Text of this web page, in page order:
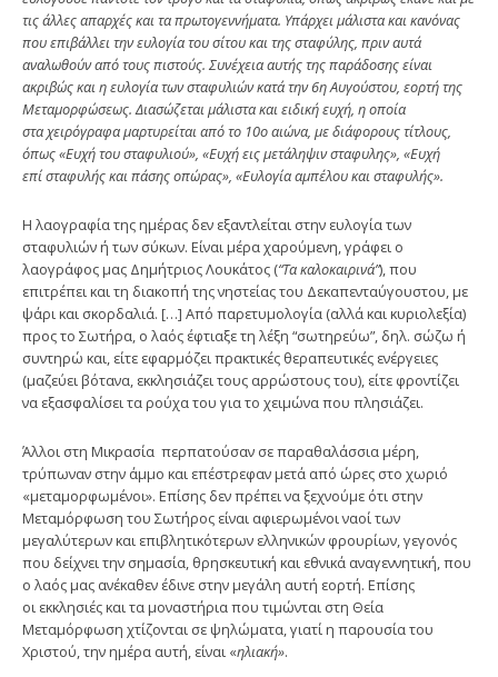
τις άλλες απαρχές και τα πρωτογεννήματα. Υπάρχει μάλιστα και κανόνας
που επιβάλλει την ευλογία του σίτου και της σταφύλης, πριν αυτά
αναλωθούν από τους πιστούς. Συνέχεια αυτής της παράδοσης είναι
ακριβώς και η ευλογία των σταφυλιών κατά την 6η Αυγούστου, εορτή της
Μεταμορφώσεως. Διασώζεται μάλιστα και ειδική ευχή, η οποία
στα χειρόγραφα μαρτυρείται από το 10ο αιώνα, με διάφορους τίτλους,
όπως «Ευχή του σταφυλιού», «Ευχή εις μετάληψιν σταφυλης», «Ευχή
επί σταφυλής και πάσης οπώρας», «Ευλογία αμπέλου και σταφυλής».
Η λαογραφία της ημέρας δεν εξαντλείται στην ευλογία των
σταφυλιών ή των σύκων. Είναι μέρα χαρούμενη, γράφει ο
λαογράφος μας Δημήτριος Λουκάτος (“Τα καλοκαιρινά”), που
επιτρέπει και τη διακοπή της νηστείας του Δεκαπενταύγουστου, με
ψάρι και σκορδαλιά. […] Από παρετυμολογία (αλλά και κυριολεξία)
προς το Σωτήρα, ο λαός έφτιαξε τη λέξη “σωτηρεύω”, δηλ. σώζω ή
συντηρώ και, είτε εφαρμόζει πρακτικές θεραπευτικές ενέργειες
(μαζεύει βότανα, εκκλησιάζει τους αρρώστους του), είτε φροντίζει
να εξασφαλίσει τα ρούχα του για το χειμώνα που πλησιάζει.
Άλλοι στη Μικρασία περπατούσαν σε παραθαλάσσια μέρη,
τρύπωναν στην άμμο και επέστρεφαν μετά από ώρες στο χωριό
«μεταμορφωμένοι». Επίσης δεν πρέπει να ξεχνούμε ότι στην
Μεταμόρφωση του Σωτήρος είναι αφιερωμένοι ναοί των
μεγαλύτερων και επιβλητικότερων ελληνικών φρουρίων, γεγονός
που δείχνει την σημασία, θρησκευτική και εθνικά αναγεννητική, που
ο λαός μας ανέκαθεν έδινε στην μεγάλη αυτή εορτή. Επίσης
οι εκκλησιές και τα μοναστήρια που τιμώνται στη Θεία
Μεταμόρφωση χτίζονται σε ψηλώματα, γιατί η παρουσία του
Χριστού, την ημέρα αυτή, είναι «ηλιακή».